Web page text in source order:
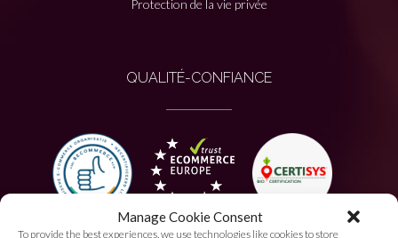
Manage Cookie Consent
To provide the best experiences, we use technologies like cookies to store
Protection de la vie privée
QUALITÉ-CONFIANCE